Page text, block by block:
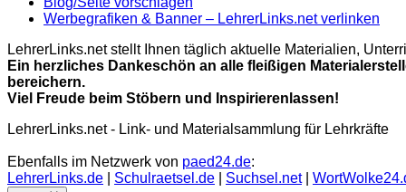
Werbegrafiken & Banner – LehrerLinks.net verlinken
LehrerLinks.net stellt Ihnen täglich aktuelle Materialien,
Ein herzliches Dankeschön an alle fleißigen
bereichern.
Viel Freude beim Stöbern und Inspirierenlassen!
LehrerLinks.net - Link- und Materialsammlung für Lehrkräfte
Ebenfalls im Netzwerk von paed24.de:
LehrerLinks.de
Schulraetsel.de Suchsel.net|